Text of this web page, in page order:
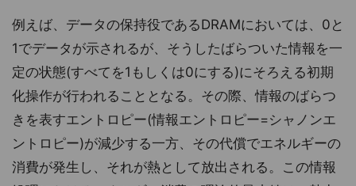
例えば、データの保持役であるDRAMにおいては、0と
1でデータが示されるが、そうしたばらついた情報を一
定の状態(すべてを1もしくは0にする)にそろえる初期
化操作が行われることとなる。その際、情報のばらつ
きを表すエントロピー(情報エントロピー=シャノンエ
ントロピー)が減少する一方、その代償でエネルギーの
消費が発生し、それが熱として放出される。この情報